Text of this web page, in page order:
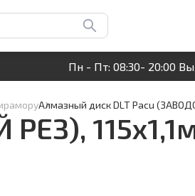
на сайте
Пн - Пт: 08:30- 20:00
Алмазный диск DLT Pacu